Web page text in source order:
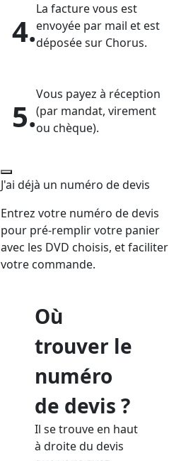
4.
La facture vous est
envoyée par mail et est
déposée sur Chorus.
5.
Vous payez à réception
(par mandat, virement
ou chèque).
J'ai déjà un numéro de devis
Entrez votre numéro de devis
pour pré-remplir votre panier
avec les DVD choisis, et faciliter
votre commande.
Où
trouver le
numéro
de devis ?
Il se trouve en haut
à droite du devis